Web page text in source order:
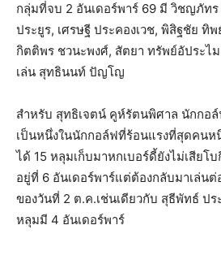
กลุ่มที่จบ 2 อันเดอร์พาร์ 69 มี วิชญภัทร
ประยูร, เศรษฐี ประคองเวช, พิสิฐชัย ทิ
กิตติพร ชวนะพงศ์, สัตยา ทรัพย์อัประไ
เล่น สุทธินนท์ ปัญโญ
สำหรับ สุทธิเจตน์ คูห์รัตนพิศาล นักกอ
เป็นหนึ่งในนักกอล์ฟที่ร้อนแรงที่สุดคนห
ได้ 15 หลุมเก็บมาหกเบอร์ดี้ยังไม่เสียโ
อยู่ที่ 6 อันเดอร์พาร์แต่ต้องกลับมาเล่นต่
ของวันที่ 2 ต.ค.เช่นเดียวกับ สุธีพัทธ์ ปร
หลุมมี 4 อันเดอร์พาร์